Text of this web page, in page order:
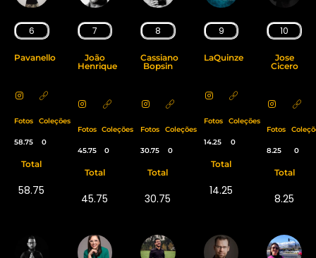
6
Pavanello
Fotos Coleções
58.75 0
Total
58.75
7
João
Henrique
Fotos Coleções
45.75 0
Total
45.75
8
Cassiano
Bopsin
Fotos Coleções
30.75 0
Total
30.75
9
LaQuinze
Fotos Coleções
14.25 0
Total
14.25
10
Jose
Cicero
Fotos
8.25 0
Total
8.25